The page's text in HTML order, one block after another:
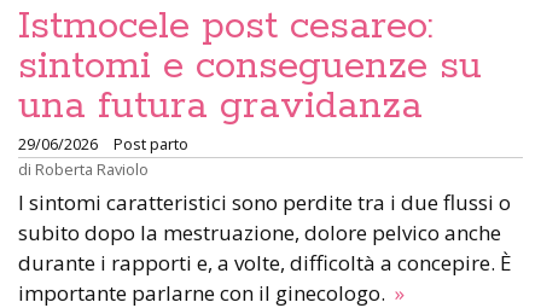
Istmocele post cesareo:
sintomi e conseguenze su
una futura gravidanza
29/06/2026
Post parto
di Roberta Raviolo
I sintomi caratteristici sono perdite tra i due flussi o
subito dopo la mestruazione, dolore pelvico anche
durante i rapporti e, a volte, difficoltà a concepire. È
importante parlarne con il ginecologo. »